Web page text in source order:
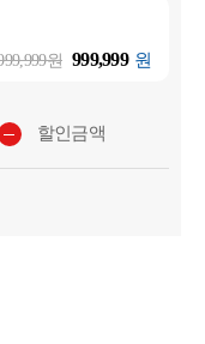
기초
정
수요의 변화
원 999,999 원
할인금액